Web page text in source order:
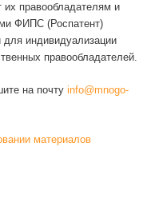
их правообладателям и
ФИПС (Роспатент)
индивидуализации
правообладателей.
на почту info@mnogo-
материалов